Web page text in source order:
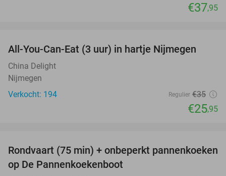
€37,95
26%
All-You-Can-Eat (3 uur) in hartje Nijmegen
China Delight
Nijmegen
Verkocht: 194
Regulier €35
€25,95
30%
Rondvaart (75 min) + onbeperkt pannenkoeken
op De Pannenkoekenboot